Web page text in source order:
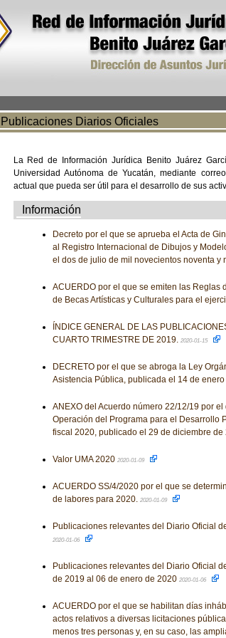
Publicaciones Diarios Oficiales
La Red de Información Jurídica Benito Juárez
Universidad Autónoma de Yucatán, mediante
actual que pueda ser útil para el desarrollo de sus
Información
Decreto por el que se aprueba el Acta de
al Registro Internacional de Dibujos y
el dos de julio de mil novecientos noventa y
ACUERDO por el que se emiten las Reglas
de Becas Artísticas y Culturales para el
ÍNDICE GENERAL DE LAS
CUARTO TRIMESTRE DE 2019. 2020-01-15
DECRETO por el que se abroga la Ley
Asistencia Pública, publicada el 14 de
ANEXO del Acuerdo número 22/12/19 por
Operación del Programa para el Desarrollo
fiscal 2020, publicado el 29 de diciembre de
Valor UMA 2020 2020-01-09
ACUERDO SS/4/2020 por el que se
de labores para 2020. 2020-01-09
Publicaciones relevantes del Diario Oficial
2020-01-06
Publicaciones relevantes del Diario Oficial
de 2019 al 06 de enero de 2020 2020-01-06
ACUERDO por el que se habilitan días
actos relativos a diversas licitaciones
menos tres personas y, en su caso, las